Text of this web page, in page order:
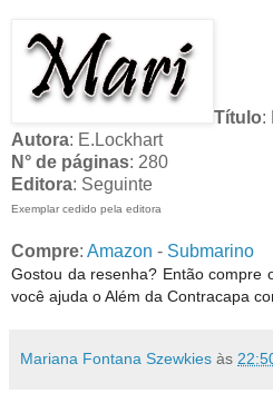
Título:
Autora: E.Lockhart
N° de páginas: 280
Editora: Seguinte
Exemplar cedido pela editora
Compre: Amazon - Submarino
Gostou da resenha? Então compre
você ajuda o Além da Contracapa
Mariana Fontana Szewkies às